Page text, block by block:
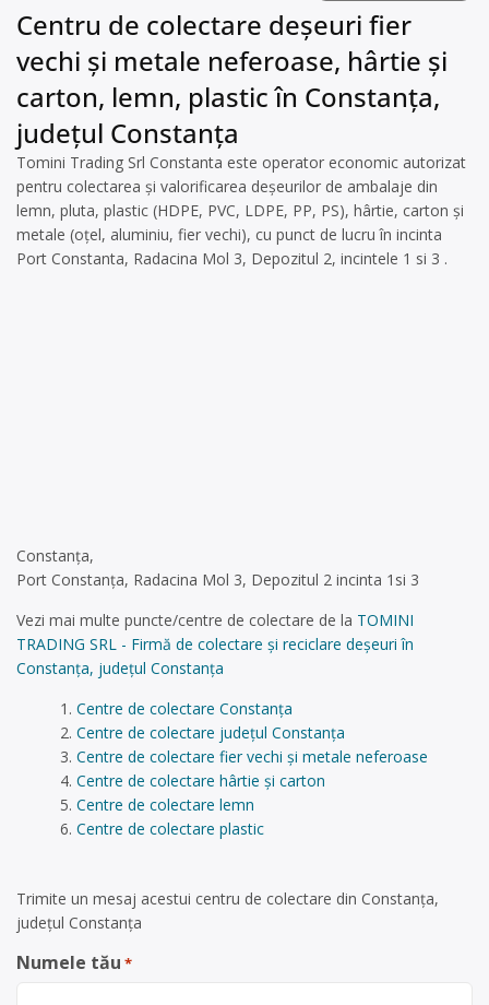
Centru de colectare deșeuri fier
vechi și metale neferoase, hârtie și
carton, lemn, plastic în Constanța,
județul Constanța
Tomini Trading Srl Constanta este operator economic autorizat
pentru colectarea și valorificarea deșeurilor de ambalaje din
lemn, pluta, plastic (HDPE, PVC, LDPE, PP, PS), hârtie, carton și
metale (oțel, aluminiu, fier vechi), cu punct de lucru în incinta
Port Constanta, Radacina Mol 3, Depozitul 2, incintele 1 si 3 .
Constanța,
Port Constanța, Radacina Mol 3, Depozitul 2 incinta 1si 3
Vezi mai multe puncte/centre de colectare de la TOMINI
TRADING SRL - Firmă de colectare și reciclare deșeuri în
Constanța, județul Constanța
Centre de colectare Constanța
Centre de colectare județul Constanța
Centre de colectare fier vechi și metale neferoase
Centre de colectare hârtie și carton
Centre de colectare lemn
Centre de colectare plastic
Trimite un mesaj acestui centru de colectare din Constanța,
județul Constanța
Numele tău *